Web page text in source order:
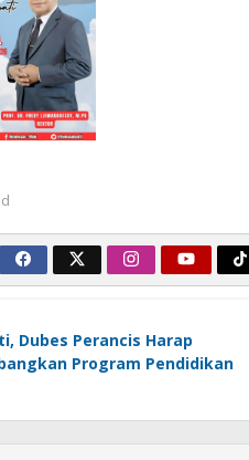
Dubes Perancis Harap
Program Pendidikan